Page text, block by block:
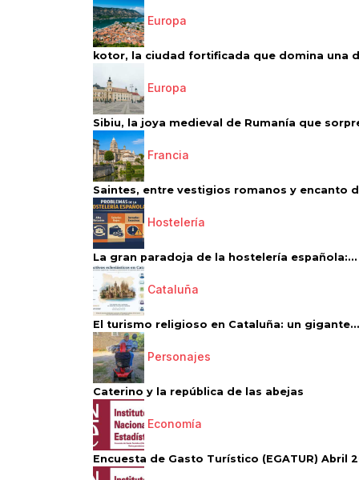
Europa
kotor, la ciudad fortificada que domina una
Europa
Sibiu, la joya medieval de Rumanía que
Francia
Saintes, entre vestigios romanos y encanto
Hostelería
La gran paradoja de la hostelería española:...
Cataluña
El turismo religioso en Cataluña: un gigante...
Personajes
Caterino y la república de las abejas
Economía
Encuesta de Gasto Turístico (EGATUR) Abril